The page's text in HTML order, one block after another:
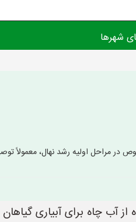
شهرها
در مراحل اولیه رشد نهال، معمولاً
از آب چاه برای آبیاری